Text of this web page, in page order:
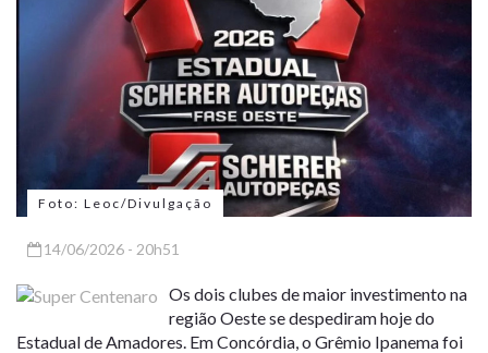
Foto: Leoc/Divulgação
14/06/2026 - 20h51
Os dois clubes de maior investimento na
região Oeste se despediram hoje do
Estadual de Amadores. Em Concórdia, o Grêmio Ipanema foi